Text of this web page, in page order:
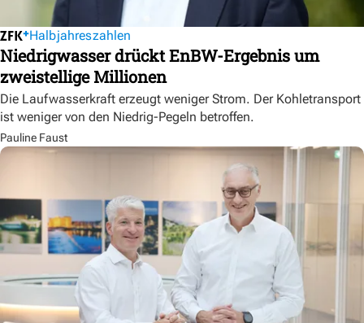
Halbjahreszahlen
Niedrigwasser drückt EnBW-Ergebnis um
zweistellige Millionen
Die Laufwasserkraft erzeugt weniger Strom. Der Kohletransport
ist weniger von den Niedrig-Pegeln betroffen.
Pauline Faust